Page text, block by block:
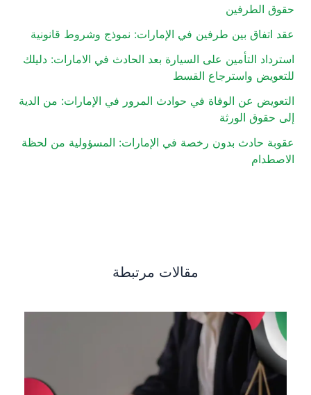
حقوق الطرفين
عقد اتفاق بين طرفين في الإمارات: نموذج وشروط قانونية
استرداد التأمين على السيارة بعد الحادث في الامارات: دليلك
للتعويض واسترجاع القسط
التعويض عن الوفاة في حوادث المرور في الإمارات: من الدية
إلى حقوق الورثة
عقوبة حادث بدون رخصة في الإمارات: المسؤولية من لحظة
الاصطدام
مقالات مرتبطة